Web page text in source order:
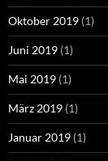
Oktober 2019 (1)
Juni 2019 (1)
Mai 2019 (1)
März 2019 (1)
Januar 2019 (1)